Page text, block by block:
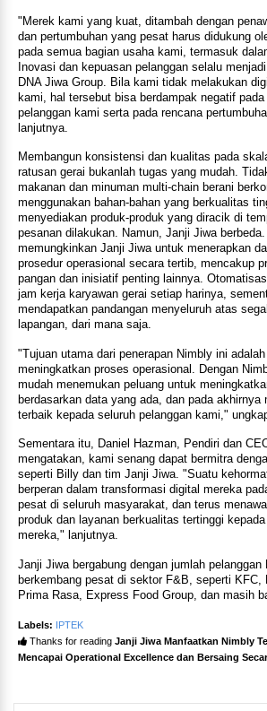
"Merek kami yang kuat, ditambah dengan
dan pertumbuhan yang pesat harus didukung
pada semua bagian usaha kami, termasuk
Inovasi dan kepuasan pelanggan selalu
DNA Jiwa Group. Bila kami tidak melakukan
kami, hal tersebut bisa berdampak negatif
pelanggan kami serta pada rencana
lanjutnya.
Membangun konsistensi dan kualitas pada
ratusan gerai bukanlah tugas yang mudah.
makanan dan minuman multi-chain berani
menggunakan bahan-bahan yang berkualitas
menyediakan produk-produk yang diracik di
pesanan dilakukan. Namun, Janji Jiwa
memungkinkan Janji Jiwa untuk menerapkan
prosedur operasional secara tertib, mencakup
pangan dan inisiatif penting lainnya.
jam kerja karyawan gerai setiap harinya,
mendapatkan pandangan menyeluruh atas
lapangan, dari mana saja.
"Tujuan utama dari penerapan Nimbly ini
meningkatkan proses operasional. Dengan
mudah menemukan peluang untuk
berdasarkan data yang ada, dan pada akhirnya
terbaik kepada seluruh pelanggan kami,"
Sementara itu, Daniel Hazman, Pendiri dan
mengatakan, kami senang dapat bermitra
seperti Billy dan tim Janji Jiwa. "Suatu
berperan dalam transformasi digital mereka
pesat di seluruh masyarakat, dan terus
produk dan layanan berkualitas tertinggi
mereka," lanjutnya.
Janji Jiwa bergabung dengan jumlah pelanggan
berkembang pesat di sektor F&B, seperti KFC,
Prima Rasa, Express Food Group, dan masih
Labels: IPTEK
Thanks for reading Janji Jiwa Manfaatkan Nimbly
Mencapai Operational Excellence dan Bersaing